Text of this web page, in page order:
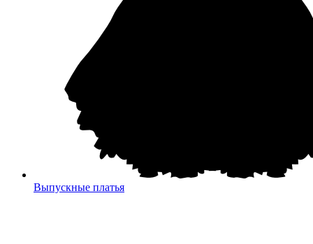
Выпускные платья